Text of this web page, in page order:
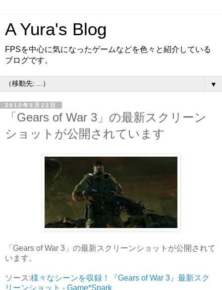
A Yura's Blog
FPSを中心に気になったゲームなどを色々と紹介している
ブログです。
▼
2010年5月22日
「Gears of War 3」の最新スクリーン
ショットが公開されています
「Gears of War 3」の最新スクリーンショットが公開されて
います。
ソース:様々なシーンを収録！『Gears of War 3』最新スク
リーンショット - Game*Spark